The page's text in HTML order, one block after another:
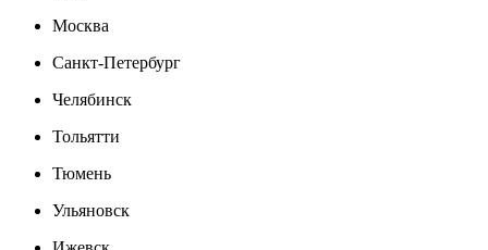
Москва
Санкт-Петербург
Челябинск
Тольятти
Тюмень
Ульяновск